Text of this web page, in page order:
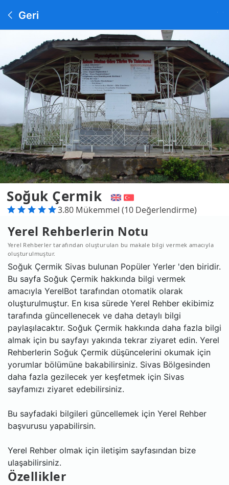
Geri
Soğuk Çermik
3.80 Mükemmel (10 Değerlendirme)
Yerel Rehberlerin Notu
Yerel Rehberler tarafından oluşturulan bu makale bilgi vermek amacıyla
oluşturulmuştur.
Soğuk Çermik Sivas bulunan Popüler Yerler 'den biridir.
Bu sayfa Soğuk Çermik hakkında bilgi vermek
amacıyla YerelBot tarafından otomatik olarak
oluşturulmuştur. En kısa sürede Yerel Rehber ekibimiz
tarafında güncellenecek ve daha detaylı bilgi
paylaşılacaktır. Soğuk Çermik hakkında daha fazla bilgi
almak için bu sayfayı yakında tekrar ziyaret edin. Yerel
Rehberlerin Soğuk Çermik düşüncelerini okumak için
yorumlar bölümüne bakabilirsiniz. Sivas Bölgesinden
daha fazla gezilecek yer keşfetmek için Sivas
sayfamızı ziyaret edebilirsiniz.
Bu sayfadaki bilgileri güncellemek için Yerel Rehber
başvurusu yapabilirsin.
Yerel Rehber olmak için iletişim sayfasından bize
ulaşabilirsiniz.
Özellikler